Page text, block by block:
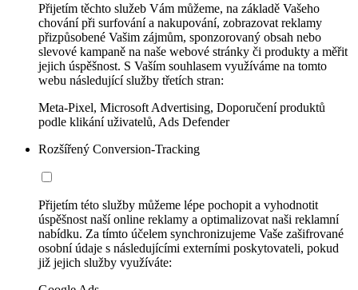
Přijetím těchto služeb Vám můžeme, na základě Vašeho
chování při surfování a nakupování, zobrazovat reklamy
přizpůsobené Vašim zájmům, sponzorovaný obsah nebo
slevové kampaně na naše webové stránky či produkty a měřit
jejich úspěšnost. S Vaším souhlasem využíváme na tomto
webu následující služby třetích stran:
Meta-Pixel, Microsoft Advertising, Doporučení produktů
podle klikání uživatelů, Ads Defender
Rozšířený Conversion-Tracking
Přijetím této služby můžeme lépe pochopit a vyhodnotit
úspěšnost naší online reklamy a optimalizovat naši reklamní
nabídku. Za tímto účelem synchronizujeme Vaše zašifrované
osobní údaje s následujícími externími poskytovateli, pokud
již jejich služby využíváte: